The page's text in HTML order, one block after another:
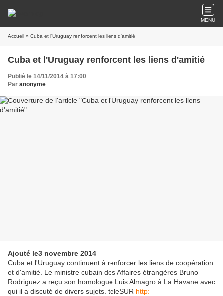
MENU
Accueil » Cuba et l'Uruguay renforcent les liens d'amitié
Cuba et l'Uruguay renforcent les liens d'amitié
Publié le 14/11/2014 à 17:00
Par anonyme
Ajouté le3 novembre 2014
Cuba et l'Uruguay continuent à renforcer les liens de coopération
et d'amitié. Le ministre cubain des Affaires étrangères Bruno
Rodriguez a reçu son homologue Luis Almagro à La Havane avec
qui il a discuté de divers sujets. teleSUR http: